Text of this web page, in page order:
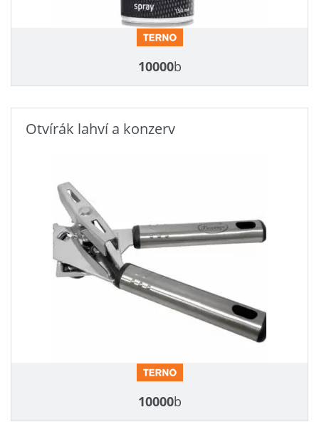
10000b
Otvírák lahví a konzerv
10000b